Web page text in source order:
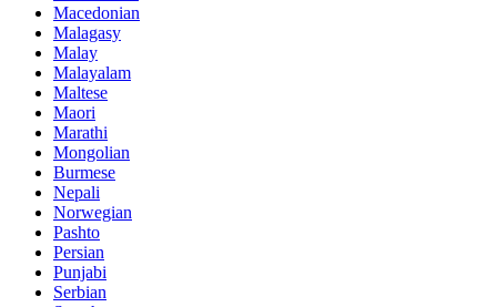
Macedonian
Malagasy
Malay
Malayalam
Maltese
Maori
Marathi
Mongolian
Burmese
Nepali
Norwegian
Pashto
Persian
Punjabi
Serbian